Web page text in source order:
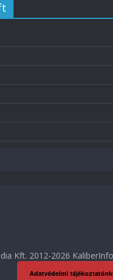
Kft. 2012-2026 KaliberInfo
Adatvédelmi